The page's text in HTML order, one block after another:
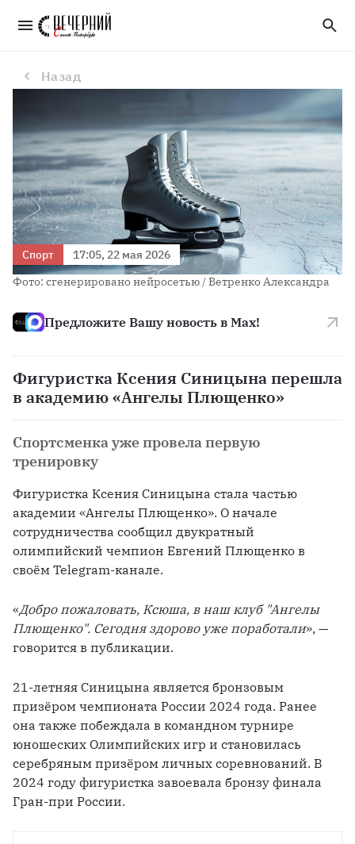
Фигуристка Ксения Синицына перешла в академию «Ангелы Плющенко»
Назад
Спорт
17:05, 22 мая 2026
Фото: сгенерировано нейросетью / Ветренко Александра
Предложите Вашу новость в Max!
Фигуристка Ксения Синицына перешла
в академию «Ангелы Плющенко»
Спортсменка уже провела первую
тренировку
Фигуристка Ксения Синицына стала частью
академии «Ангелы Плющенко». О начале
сотрудничества сообщил двукратный
олимпийский чемпион Евгений Плющенко в
своём Telegram-канале.
«Добро пожаловать, Ксюша, в наш клуб "Ангелы
Плющенко". Сегодня здорово уже поработали», —
говорится в публикации.
21-летняя Синицына является бронзовым
призёром чемпионата России 2024 года. Ранее
она также побеждала в командном турнире
юношеских Олимпийских игр и становилась
серебряным призёром личных соревнований. В
2024 году фигуристка завоевала бронзу финала
Гран-при России.